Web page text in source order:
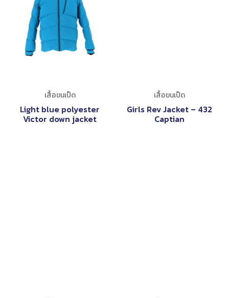
เสื้อขนเป็ด
Light blue polyester
Victor down jacket
เสื้อขนเป็ด
Girls Rev Jacket – 432
Captian